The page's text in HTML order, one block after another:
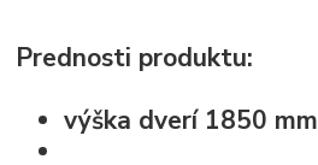
Prednosti produktu:
výška dverí 1850 mm